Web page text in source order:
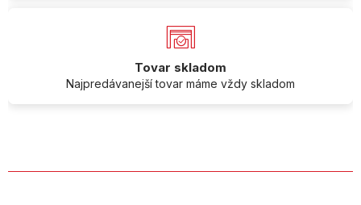
Tovar skladom
Najpredávanejší tovar máme vždy skladom